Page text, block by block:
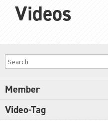
Videos
Member
Video-Tag